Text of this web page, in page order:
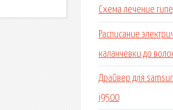
Схема лечение
Расписание
каланчевки до
Драйвер для
i9500